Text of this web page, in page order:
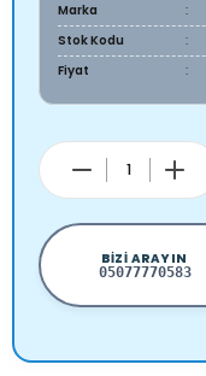
Marka
Stok Kodu
Fiyat
BIZI ARAYIN
05077770583